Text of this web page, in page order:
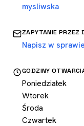
mysliwska
ZAPYTANIE PRZEZ
Napisz w
GODZINY
Poniedziałek
Wtorek
Środa
Czwartek